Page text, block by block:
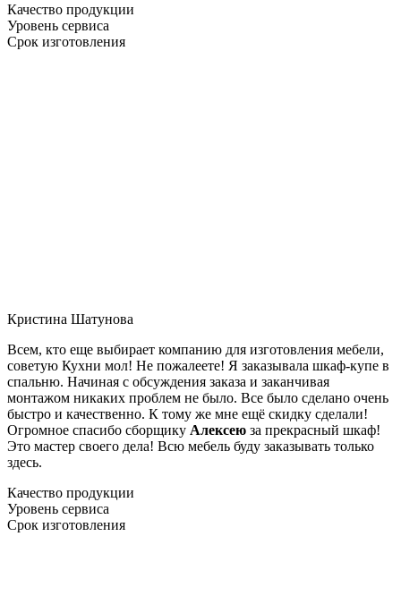
Качество продукции
Уровень сервиса
Срок изготовления
Кристина Шатунова
Всем, кто еще выбирает компанию для изготовления мебели,
советую Кухни мол! Не пожалеете! Я заказывала шкаф-купе в
спальню. Начиная с обсуждения заказа и заканчивая
монтажом никаких проблем не было. Все было сделано очень
быстро и качественно. К тому же мне ещё скидку сделали!
Огромное спасибо сборщику Алексею за прекрасный шкаф!
Это мастер своего дела! Всю мебель буду заказывать только
здесь.
Качество продукции
Уровень сервиса
Срок изготовления